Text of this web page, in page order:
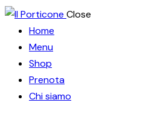
Close
Home
Menu
Shop
Prenota
Chi siamo